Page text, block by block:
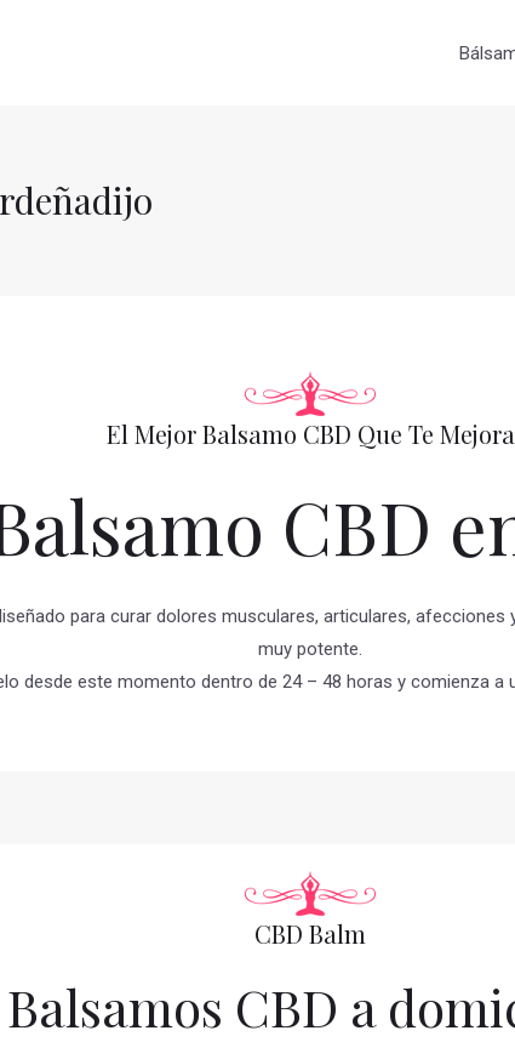
El Mejor Balsamo CBD Que Te Mejora
CBD
para curar dolores musculares, articulares,
muy potente.
desde este momento dentro de 24 – 48 horas y comienza a
CBD Balm
Balsamos CBD a